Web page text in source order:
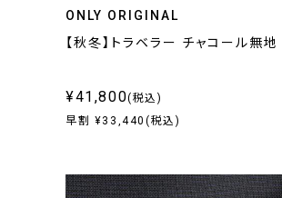
ONLY ORIGINAL
【秋冬】トラベラー チャコール無地
¥41,800(税込)
早割 ¥33,440(税込)